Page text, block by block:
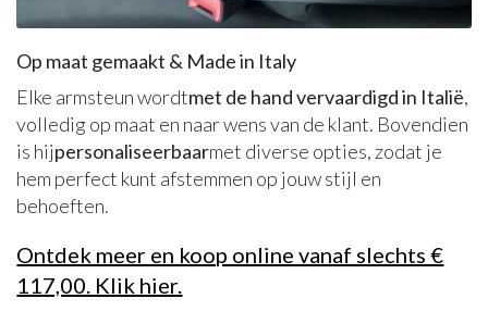
Op maat gemaakt & Made in Italy
Elke armsteun wordtmet de hand vervaardigd in Italië,
volledig op maat en naar wens van de klant. Bovendien
is hijpersonaliseerbaarmet diverse opties, zodat je
hem perfect kunt afstemmen op jouw stijl en
behoeften.
Ontdek meer en koop online vanaf slechts €
117,00. Klik hier.